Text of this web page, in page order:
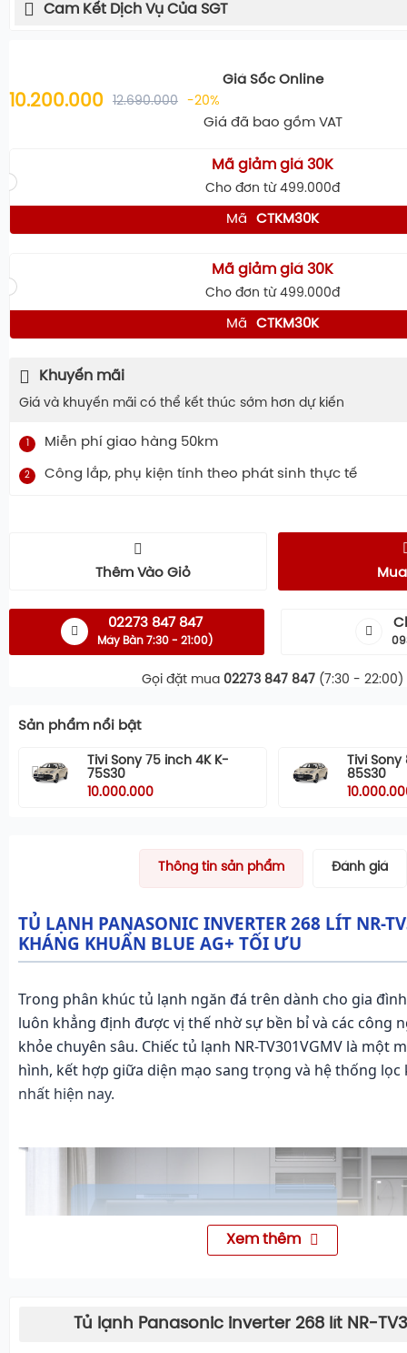
Cam Kết Dịch Vụ Của SGT
Giá Sốc Online
10.200.000 12.690.000 -20%
Giá đã bao gồm VAT
Mã giảm giá 30K
Cho đơn từ 499.000đ
Mã CTKM30K
Mã giảm giá 30K
Cho đơn từ 499.000đ
Mã CTKM30K
Khuyến mãi
Giá và khuyến mãi có thể kết thúc sớm hơn dự kiến
Miễn phí giao hàng 50km
2 Công lắp, phụ kiện tính theo phát sinh thực tế
Thêm Vào Giỏ
02273 847 847
Máy Bàn 7:30 - 21:00)
Gọi đặt mua 02273 847 847 (7:30 - 22:00)
Thông tin sản phẩm Đánh giá
TỦ LẠNH PANASONIC INVERTER 268 LÍT NR-
KHÁNG KHUẨN BLUE AG+ TỐI ƯU
Trong phân khúc tủ lạnh ngăn đá trên dành cho gia
luôn khẳng định được vị thế nhờ sự bền bỉ và các công
khỏe chuyên sâu. Chiếc tủ lạnh NR-TV301VGMV là một
hình, kết hợp giữa diện mạo sang trọng và hệ thống
nhất hiện nay.
Xem thêm
Sản phẩm nổi bật
Tivi Sony 75 inch 4K K-
75S30
10.000.000
Tivi
85S30
Tủ lạnh Panasonic inverter 268 lít NR-